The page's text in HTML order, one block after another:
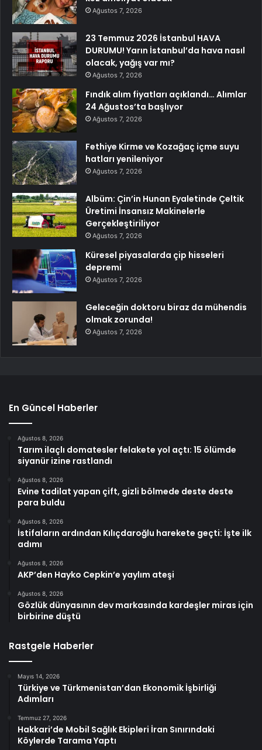
Ağustos 7, 2026
23 Temmuz 2026 İstanbul HAVA
DURUMU! Yarın İstanbul’da hava nasıl
olacak, yağış var mı?
Ağustos 7, 2026
Fındık alım fiyatları açıklandı… Alımlar
24 Ağustos’ta başlıyor
Ağustos 7, 2026
Fethiye Kirme ve Kozağaç içme suyu
hatları yenileniyor
Ağustos 7, 2026
Albüm: Çin’in Hunan Eyaletinde Çeltik
Üretimi İnsansız Makinelerle
Gerçekleştiriliyor
Ağustos 7, 2026
Küresel piyasalarda çip hisseleri
depremi
Ağustos 7, 2026
Geleceğin doktoru biraz da mühendis
olmak zorunda!
Ağustos 7, 2026
En Güncel Haberler
Ağustos 8, 2026
Tarım ilaçlı domatesler felakete yol açtı: 15 ölümde
siyanür izine rastlandı
Ağustos 8, 2026
Evine tadilat yapan çift, gizli bölmede deste deste
para buldu
Ağustos 8, 2026
İstifaların ardından Kılıçdaroğlu harekete geçti: İşte ilk
adımı
Ağustos 8, 2026
AKP’den Hayko Cepkin’e yaylım ateşi
Ağustos 8, 2026
Gözlük dünyasının dev markasında kardeşler miras için
birbirine düştü
Rastgele Haberler
Mayıs 14, 2026
Türkiye ve Türkmenistan’dan Ekonomik İşbirliği
Adımları
Temmuz 27, 2026
Hakkari’de Mobil Sağlık Ekipleri İran Sınırındaki
Köylerde Tarama Yaptı